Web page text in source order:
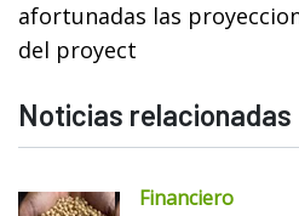
afortunadas las
del proyect
Noticias relacionadas
Financiero